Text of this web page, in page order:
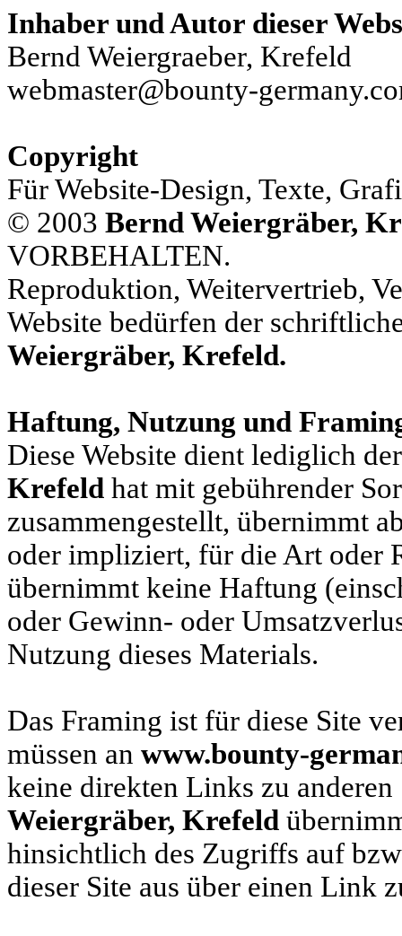
Inhaber und Autor dieser
Bernd Weiergraeber, Krefeld
webmaster@bounty-
Copyright
Für Website-Design, Texte,
© 2003 Bernd Weiergräber,
VORBEHALTEN.
Reproduktion, Weitervertrieb,
Website bedürfen der
Weiergräber, Krefeld.
Haftung, Nutzung und
Diese Website dient lediglich
Krefeld hat mit gebührender
zusammengestellt, übernimmt
oder impliziert, für die Art oder
übernimmt keine Haftung
oder Gewinn- oder
Nutzung dieses Materials.
Das Framing ist für diese Site
müssen an www.bounty-
keine direkten Links zu
Weiergräber, Krefeld
hinsichtlich des Zugriffs auf
dieser Site aus über einen Link